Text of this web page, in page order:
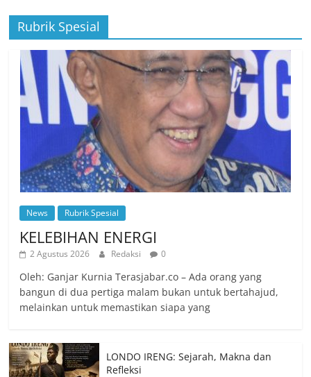
Rubrik Spesial
News Rubrik Spesial
KELEBIHAN ENERGI
2 Agustus 2026 Redaksi 0
Oleh: Ganjar Kurnia Terasjabar.co – Ada orang yang
bangun di dua pertiga malam bukan untuk bertahajud,
melainkan untuk memastikan siapa yang
LONDO IRENG: Sejarah, Makna dan
Refleksi